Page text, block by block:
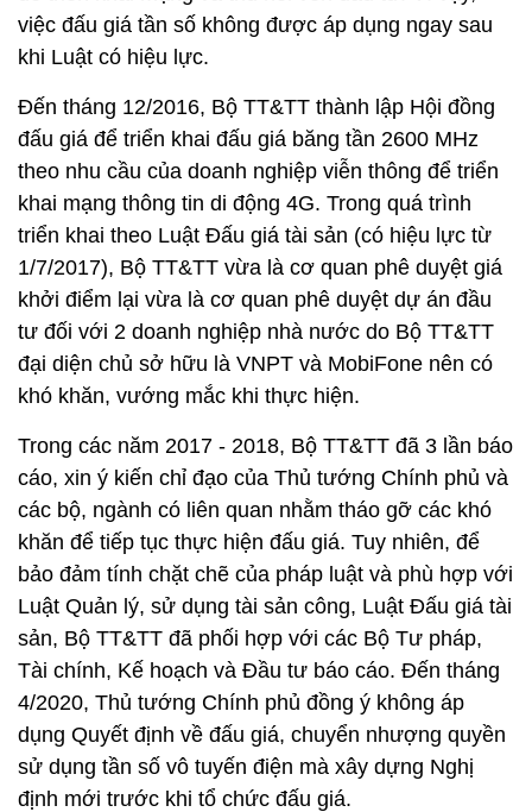
việc đấu giá tần số không được áp dụng ngay sau
khi Luật có hiệu lực.
Đến tháng 12/2016, Bộ TT&TT thành lập Hội đồng
đấu giá để triển khai đấu giá băng tần 2600 MHz
theo nhu cầu của doanh nghiệp viễn thông để triển
khai mạng thông tin di động 4G. Trong quá trình
triển khai theo Luật Đấu giá tài sản (có hiệu lực từ
1/7/2017), Bộ TT&TT vừa là cơ quan phê duyệt giá
khởi điểm lại vừa là cơ quan phê duyệt dự án đầu
tư đối với 2 doanh nghiệp nhà nước do Bộ TT&TT
đại diện chủ sở hữu là VNPT và MobiFone nên có
khó khăn, vướng mắc khi thực hiện.
Trong các năm 2017 - 2018, Bộ TT&TT đã 3 lần báo
cáo, xin ý kiến chỉ đạo của Thủ tướng Chính phủ và
các bộ, ngành có liên quan nhằm tháo gỡ các khó
khăn để tiếp tục thực hiện đấu giá. Tuy nhiên, để
bảo đảm tính chặt chẽ của pháp luật và phù hợp với
Luật Quản lý, sử dụng tài sản công, Luật Đấu giá tài
sản, Bộ TT&TT đã phối hợp với các Bộ Tư pháp,
Tài chính, Kế hoạch và Đầu tư báo cáo. Đến tháng
4/2020, Thủ tướng Chính phủ đồng ý không áp
dụng Quyết định về đấu giá, chuyển nhượng quyền
sử dụng tần số vô tuyến điện mà xây dựng Nghị
định mới trước khi tổ chức đấu giá.